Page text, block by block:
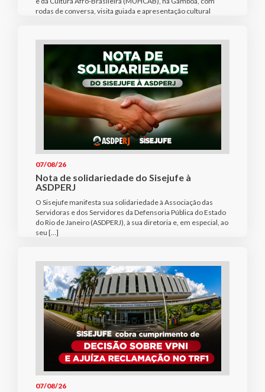
rodas de conversa, visita guiada e apresentação cultural
07/08/26
Nota de solidariedade do Sisejufe à
ASDPERJ
O Sisejufe manifesta sua solidariedade à Associação das
Servidoras e dos Servidores da Defensoria Pública do Estado
do Rio de Janeiro (ASDPERJ), à sua diretoria e, em especial, ao
seu […]
07/08/26